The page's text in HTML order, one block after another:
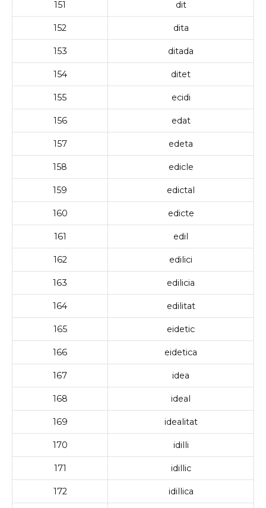
151 dit
152 dita
153 ditada
154 ditet
155 ecidi
156 edat
157 edeta
158 edicle
159 edictal
160 edicte
161 edil
162 edilici
163 edilicia
164 edilitat
165 eidetic
166 eidetica
167 idea
168 ideal
169 idealitat
170 idilli
171 idillic
172 idillica